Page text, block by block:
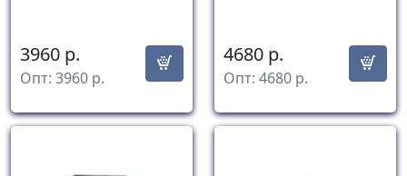
3960 р.
Опт: 3960 р.
4680 р.
Опт: 4680 р.